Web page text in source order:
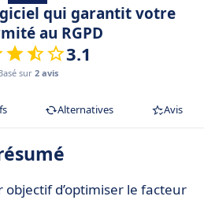
qui garantit votre
au RGPD
3.1
sur 2 avis
Alternatives Avis
d’optimiser le facteur